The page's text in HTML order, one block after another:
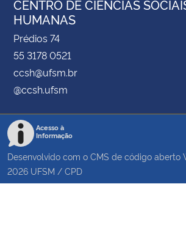
CENTRO DE CIÊNCIAS
HUMANAS
Prédios 74
55 3178 0521
ccsh@ufsm.br
@ccsh.ufsm
Acesso à
Informação
Desenvolvido com o CMS de código aberto
2026 UFSM / CPD